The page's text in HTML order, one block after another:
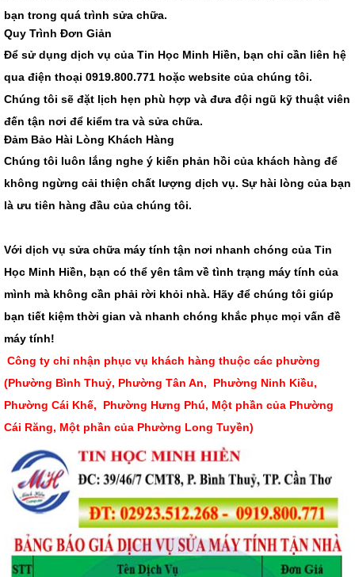
bạn trong quá trình sửa chữa.
Quy Trình Đơn Giản
Để sử dụng dịch vụ của Tin Học Minh Hiền, bạn chỉ cần liên hệ
qua điện thoại 0919.800.771 hoặc website của chúng tôi.
Chúng tôi sẽ đặt lịch hẹn phù hợp và đưa đội ngũ kỹ thuật viên
đến tận nơi để kiểm tra và sửa chữa.
Đảm Bảo Hài Lòng Khách Hàng
Chúng tôi luôn lắng nghe ý kiến phản hồi của khách hàng để
không ngừng cải thiện chất lượng dịch vụ. Sự hài lòng của bạn
là ưu tiên hàng đầu của chúng tôi.
Với dịch vụ sửa chữa máy tính tận nơi nhanh chóng của Tin
Học Minh Hiền, bạn có thể yên tâm về tình trạng máy tính của
mình mà không cần phải rời khỏi nhà. Hãy để chúng tôi giúp
bạn tiết kiệm thời gian và nhanh chóng khắc phục mọi vấn đề
máy tính!
Công ty chỉ nhận phục vụ khách hàng thuộc các phường
(Phường Bình Thuỷ, Phường Tân An, Phường Ninh Kiều,
Phường Cái Khế, Phường Hưng Phú, Một phần của Phường
Cái Răng, Một phần của Phường Long Tuyền)